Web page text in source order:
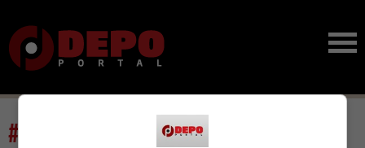
#tag: mladen ćavar